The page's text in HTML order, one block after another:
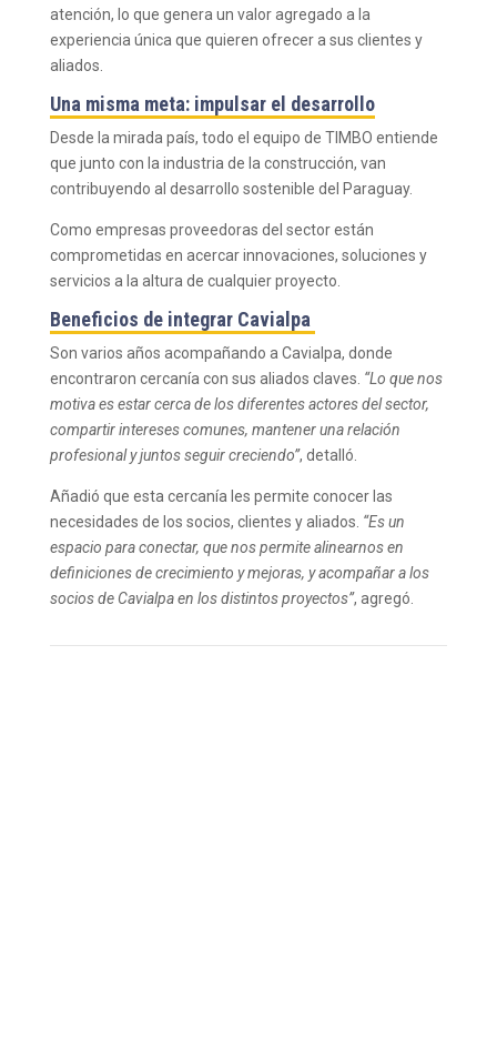
atención, lo que genera un valor agregado a la
experiencia única que quieren ofrecer a sus clientes y
aliados.
Una misma meta: impulsar el desarrollo
Desde la mirada país, todo el equipo de TIMBO entiende
que junto con la industria de la construcción, van
contribuyendo al desarrollo sostenible del Paraguay.
Como empresas proveedoras del sector están
comprometidas en acercar innovaciones, soluciones y
servicios a la altura de cualquier proyecto.
Beneficios de integrar Cavialpa
Son varios años acompañando a Cavialpa, donde
encontraron cercanía con sus aliados claves. “Lo que nos
motiva es estar cerca de los diferentes actores del sector,
compartir intereses comunes, mantener una relación
profesional y juntos seguir creciendo”, detalló.
Añadió que esta cercanía les permite conocer las
necesidades de los socios, clientes y aliados. “Es un
espacio para conectar, que nos permite alinearnos en
definiciones de crecimiento y mejoras, y acompañar a los
socios de Cavialpa en los distintos proyectos”, agregó.